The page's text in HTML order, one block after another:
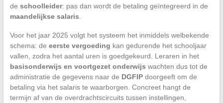
de schoolleider: pas dan wordt de betaling geïntegreerd in de
maandelijkse salaris
Voor het jaar 2025 volgt het systeem het inmiddels welbekende
schema: de eerste vergoeding kan gedurende het schooljaar
vallen, zodra het aantal uren is goedgekeurd. Leraren in het
basisonderwijs en voortgezet onderwijs wachten dus tot de
administratie de gegevens naar de DGFIPdoorgeeft om de
betaling via het salaris te waarborgen. Concreet hangt de
termijn af van de overdrachtscircuits tussen instellingen,